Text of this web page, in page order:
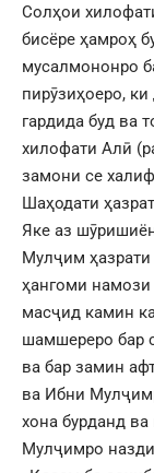
Солҳои
бисёре ҳамроҳ
мусалмононро
пирӯзиҳоеро,
гардида буд ва
хилофати Алӣ
замони се
Шаҳодати
Яке аз
Мулҷим
ҳангоми намози
масҷид камин
шамшереро бар
ва бар замин
ва Ибни
хона бурданд
Мулҷимро